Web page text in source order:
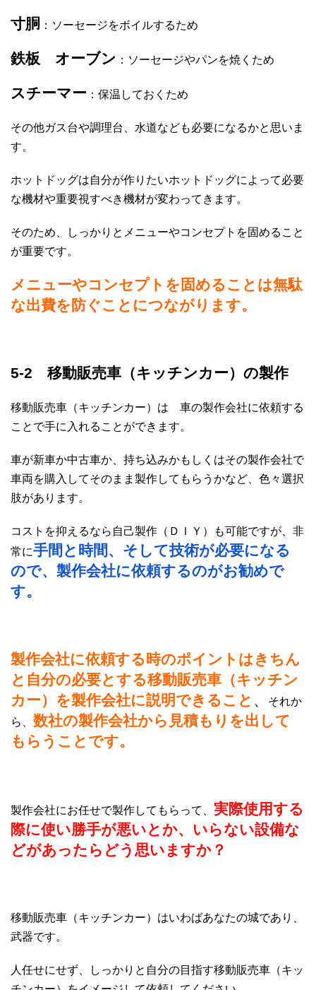
寸胴 ：ソーセージをボイルするため
鉄板 オーブン ：ソーセージやパンを焼くため
スチーマー ：保温しておくため
その他ガス台や調理台、水道なども必要になるかと思いま
す。
ホットドッグは自分が作りたいホットドッグによって必要
な機材や重要視すべき機材が変わってきます。
そのため、しっかりとメニューやコンセプトを固めること
が重要です。
メニューやコンセプトを固めることは無駄
な出費を防ぐことにつながります。
5-2 移動販売車（キッチンカー）の製作
移動販売車（キッチンカー）は 車の製作会社に依頼する
ことで手に入れることができます。
車が新車か中古車か、持ち込みかもしくはその製作会社で
車両を購入してそのまま製作してもらうかなど、色々選択
肢があります。
コストを抑えるなら自己製作（ＤＩＹ）も可能ですが、非
常に手間と時間、そして技術が必要になる
ので、製作会社に依頼するのがお勧めで
す。
製作会社に依頼する時のポイントはきちん
と自分の必要とする移動販売車（キッチン
カー）を製作会社に説明できること 、
それか
ら、 数社の製作会社から見積もりを出して
もらうことです。
製作会社にお任せで製作してもらって、 実際使用する
際に使い勝手が悪いとか、いらない設備な
どがあったらどう思いますか？
移動販売車（キッチンカー）はいわばあなたの城であり、
武器です。
人任せにせず、しっかりと自分の目指す移動販売車（キッ